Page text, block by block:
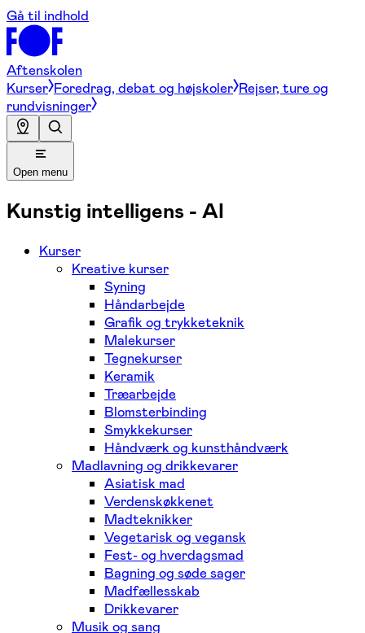
Gå til indhold
Aftenskolen
Kurser Foredrag, debat og højskoler Rejser, ture og
rundvisninger
Open menu
Kunstig intelligens - AI
Kurser
Kreative kurser
Syning
Håndarbejde
Grafik og trykketeknik
Malekurser
Tegnekurser
Keramik
Træarbejde
Blomsterbinding
Smykkekurser
Håndværk og kunsthåndværk
Madlavning og drikkevarer
Asiatisk mad
Verdenskøkkenet
Madteknikker
Vegetarisk og vegansk
Fest- og hverdagsmad
Bagning og søde sager
Madfællesskab
Drikkevarer
Musik og sang